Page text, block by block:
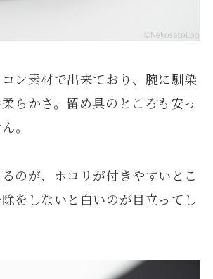
ン素材で出来ており、腕に馴染
らかさ。留め具のところも安っ
。
のが、ホコリが付きやすいとこ
をしないと白いのが目立ってし